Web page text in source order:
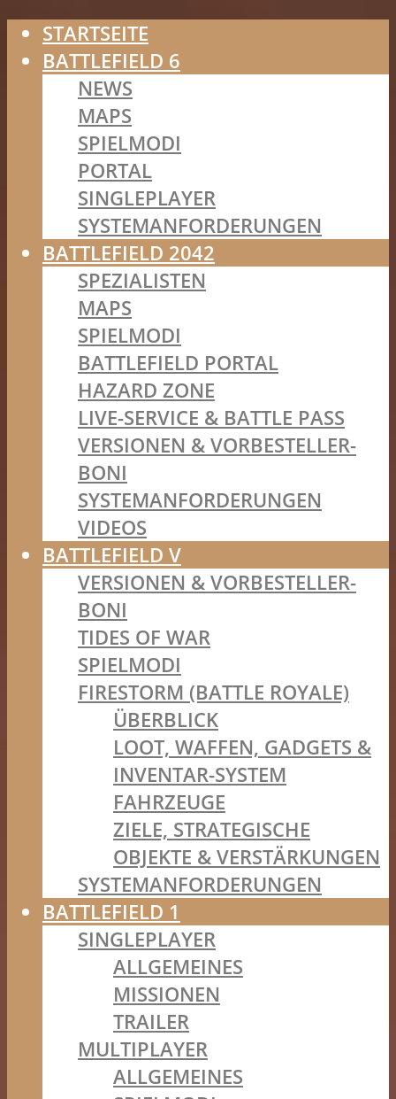
STARTSEITE
BATTLEFIELD 6
NEWS
MAPS
SPIELMODI
PORTAL
SINGLEPLAYER
SYSTEMANFORDERUNGEN
BATTLEFIELD 2042
SPEZIALISTEN
MAPS
SPIELMODI
BATTLEFIELD PORTAL
HAZARD ZONE
LIVE-SERVICE & BATTLE PASS
VERSIONEN & VORBESTELLER-
BONI
SYSTEMANFORDERUNGEN
VIDEOS
BATTLEFIELD V
VERSIONEN & VORBESTELLER-
BONI
TIDES OF WAR
SPIELMODI
FIRESTORM (BATTLE ROYALE)
ÜBERBLICK
LOOT, WAFFEN, GADGETS &
INVENTAR-SYSTEM
FAHRZEUGE
ZIELE, STRATEGISCHE
OBJEKTE & VERSTÄRKUNGEN
SYSTEMANFORDERUNGEN
BATTLEFIELD 1
SINGLEPLAYER
ALLGEMEINES
MISSIONEN
TRAILER
MULTIPLAYER
ALLGEMEINES